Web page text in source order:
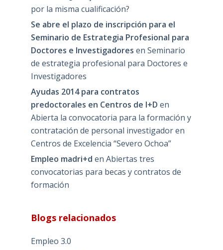
por la misma cualificación?
Se abre el plazo de inscripción para el
Seminario de Estrategia Profesional para
Doctores e Investigadores en Seminario
de estrategia profesional para Doctores e
Investigadores
Ayudas 2014 para contratos
predoctorales en Centros de I+D en
Abierta la convocatoria para la formación y
contratación de personal investigador en
Centros de Excelencia “Severo Ochoa”
Empleo madri+d en Abiertas tres
convocatorias para becas y contratos de
formación
Blogs relacionados
Empleo 3.0